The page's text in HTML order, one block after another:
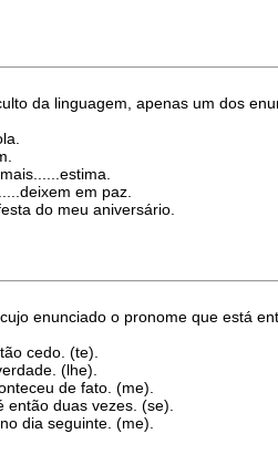
da linguagem, apenas um dos
em paz.
do meu aniversário.
enunciado o pronome que está
cedo. (te).
(lhe).
de fato. (me).
duas vezes. (se).
dia seguinte. (me).